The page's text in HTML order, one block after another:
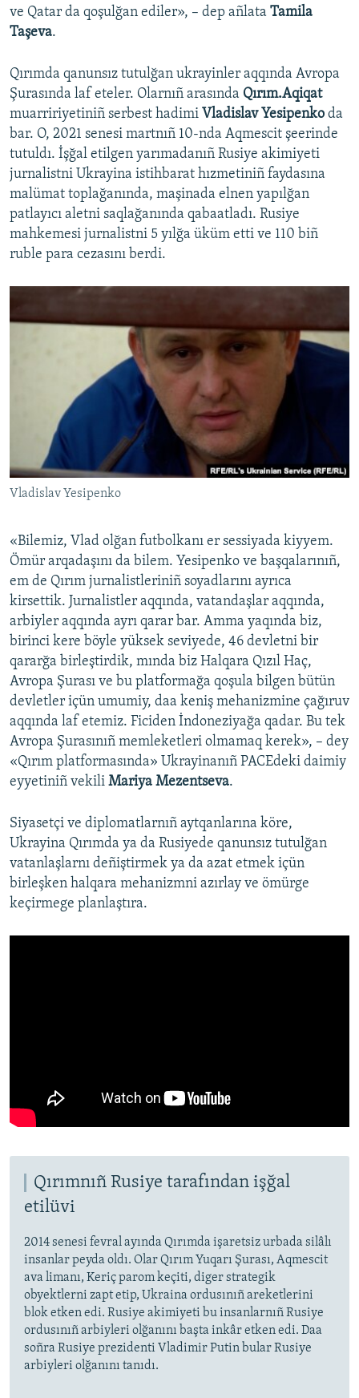
ve Qatar da qoşulğan ediler», – dep añlata Tamila
Taşeva.
Qırımda qanunsız tutulğan ukrayinler aqqında Avropa
Şurasında laf eteler. Olarnıñ arasında Qırım.Aqiqat
muarririyetiniñ serbest hadimi Vladislav Yesipenko da
bar. O, 2021 senesi martnıñ 10-nda Aqmescit şeerinde
tutuldı. İşğal etilgen yarımadanıñ Rusiye akimiyeti
jurnalistni Ukrayina istihbarat hızmetiniñ faydasına
malümat toplağanında, maşinada elnen yapılğan
patlayıcı aletni saqlağanında qabaatladı. Rusiye
mahkemesi jurnalistni 5 yılğa üküm etti ve 110 biñ
ruble para cezasını berdi.
Vladislav Yesipenko
«Bilemiz, Vlad olğan futbolkanı er sessiyada kiyyem.
Ömür arqadaşını da bilem. Yesipenko ve başqalarınıñ,
em de Qırım jurnalistleriniñ soyadlarını ayrıca
kirsettik. Jurnalistler aqqında, vatandaşlar aqqında,
arbiyler aqqında ayrı qarar bar. Amma yaqında biz,
birinci kere böyle yüksek seviyede, 46 devletni bir
qararğa birleştirdik, mında biz Halqara Qızıl Haç,
Avropa Şurası ve bu platformağa qoşula bilgen bütün
devletler içün umumiy, daa keniş mehanizmine çağıruv
aqqında laf etemiz. Ficiden İndoneziyağa qadar. Bu tek
Avropa Şurasınıñ memleketleri olmamaq kerek», – dey
«Qırım platformasında» Ukrayinanıñ PACEdeki daimiy
eyyetiniñ vekili Mariya Mezentseva.
Siyasetçi ve diplomatlarnıñ aytqanlarına köre,
Ukrayina Qırımda ya da Rusiyede qanunsız tutulğan
vatanlaşlarnı deñiştirmek ya da azat etmek içün
birleşken halqara mehanizmni azırlay ve ömürge
keçirmege planlaştıra.
Qırımnıñ Rusiye tarafından işğal
etilüvi
2014 senesi fevral ayında Qırımda işaretsiz urbada silâlı
insanlar peyda oldı. Olar Qırım Yuqarı Şurası, Aqmescit
ava limanı, Keriç parom keçiti, diger strategik
obyektlerni zapt etip, Ukraina ordusınıñ areketlerini
blok etken edi. Rusiye akimiyeti bu insanlarnıñ Rusiye
ordusınıñ arbiyleri olğanını başta inkâr etken edi. Daa
soñra Rusiye prezidenti Vladimir Putin bular Rusiye
arbiyleri olğanını tanıdı.